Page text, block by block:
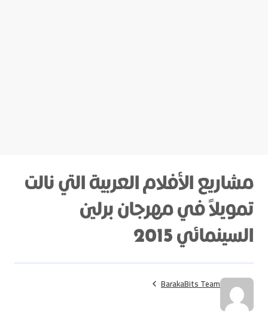
مشاريع الأفلام العربية التي نالت
تمويلاً في مهرجان برلين
السينمائي 2015
BarakaBits Team